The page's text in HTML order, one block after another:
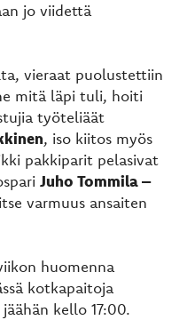
jo viidettä
vieraat puolustettiin
mitä läpi tuli, hoiti
työteliäät
, iso kiitos myös
pakkiparit pelasivat
Juho Tommila –
varmuus ansaiten
huomenna
kotkapaitoja
kello 17:00.